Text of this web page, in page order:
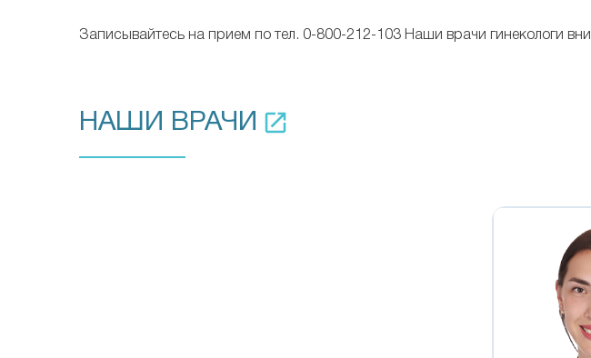
Записывайтесь на прием по тел. 0-800-212-103 Наши врачи гинекологи
НАШИ ВРАЧИ